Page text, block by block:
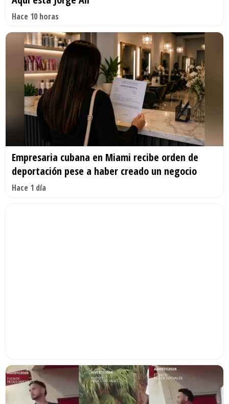
Hace 10 horas
Empresaria cubana en Miami recibe orden de
deportación pese a haber creado un negocio
Hace 1 día